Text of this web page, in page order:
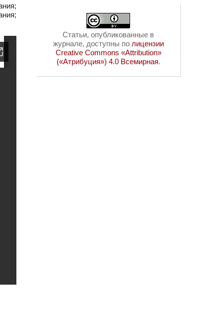
Статьи, опубликованные в
журнале, доступны по лицензии
Creative Commons «Attribution»
(«Атрибуция») 4.0 Всемирная.